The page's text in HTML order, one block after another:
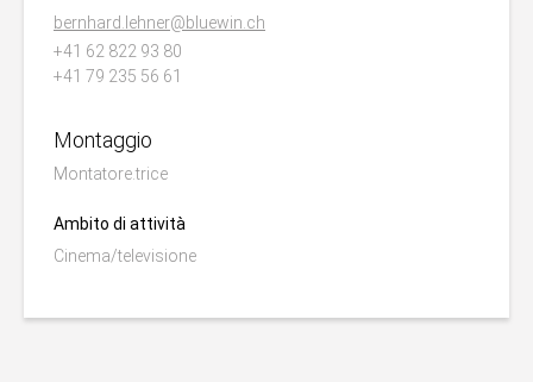
bernhard.lehner@bluewin.ch
+41 62 822 93 80
+41 79 235 56 61
Montaggio
Montatore.trice
Ambito di attività
Cinema/televisione